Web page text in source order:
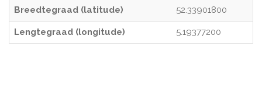
Breedtegraad (latitude) 52.33901800
Lengtegraad (longitude) 5.19377200